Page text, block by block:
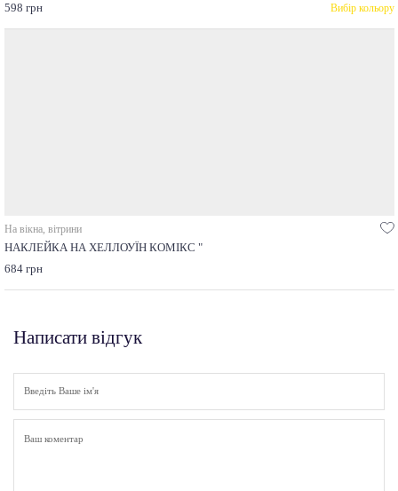
598 грн
Вибір кольору
На вікна, вітрини
НАКЛЕЙКА НА ХЕЛЛОУЇН КОМІКС "
684 грн
Написати відгук